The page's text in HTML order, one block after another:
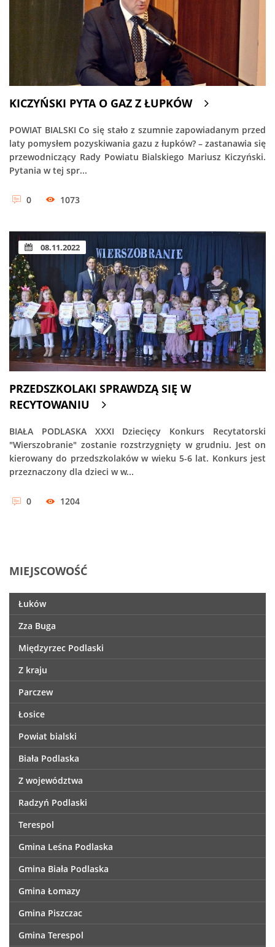
KICZYŃSKI PYTA O GAZ Z ŁUPKÓW
POWIAT BIALSKI Co się stało z szumnie zapowiadanym przed
laty pomysłem pozyskiwania gazu z łupków? – zastanawia się
przewodniczący Rady Powiatu Bialskiego Mariusz Kiczyński.
Pytania w tej spr...
0 1073
08.11.2022
PRZEDSZKOLAKI SPRAWDZĄ SIĘ W
RECYTOWANIU
BIAŁA PODLASKA XXXI Dziecięcy Konkurs Recytatorski
"Wierszobranie" zostanie rozstrzygnięty w grudniu. Jest on
kierowany do przedszkolaków w wieku 5-6 lat. Konkurs jest
przeznaczony dla dzieci w w...
0 1204
MIEJSCOWOŚĆ
Łuków
Zza Buga
Międzyrzec Podlaski
Z kraju
Parczew
Łosice
Powiat bialski
Biała Podlaska
Z województwa
Radzyń Podlaski
Terespol
Gmina Leśna Podlaska
Gmina Biała Podlaska
Gmina Łomazy
Gmina Piszczac
Gmina Terespol